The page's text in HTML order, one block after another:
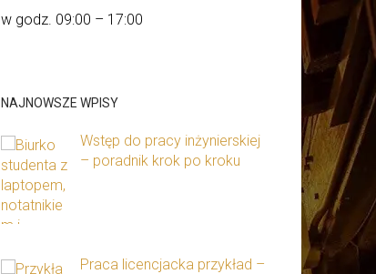
w godz. 09:00 – 17:00
NAJNOWSZE WPISY
Wstęp do pracy inżynierskiej
– poradnik krok po kroku
Praca licencjacka przykład –